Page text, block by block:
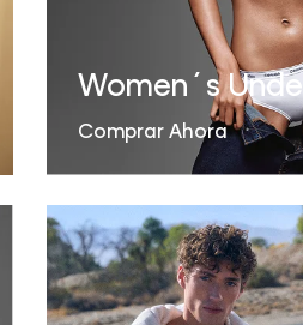
Women´s
Comprar Ahora